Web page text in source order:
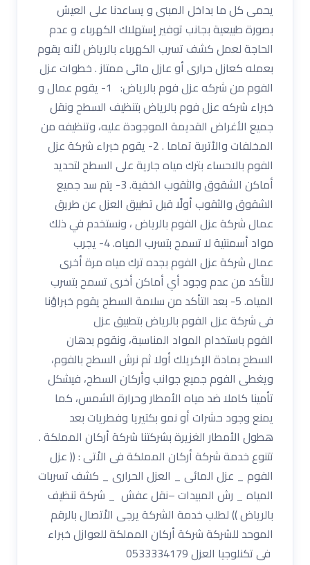
يحمى كل ما بداخل المبنى و يساعدنا على العيش
بصورة طبيعية بجانب توفير إستهلاك الكهرباء و عدم
الحاجة لعمل كشف تسرب الكهرباء بالرياض لأنه يقوم
بعمله كعازل حرارى أو عازل مائى ممتاز . خطوات عزل
الفوم من شركه عزل فوم بالرياض: 1- يقوم عمال و
خبراء شركه عزل فوم بالرياض بتنظيف السطح ونقل
جميع الأغراض القديمة الموجودة عليه، وتنظيفه من
المخلفات والأتربة تماما . 2- يقوم خبراء شركة عزل
الفوم بالاحساء بترك مياه جارية على السطح لتحديد
أماكن الشقوق والثقوب الخفية. 3- يتم سد جميع
الشقوق والثقوب أولًا قبل تطبيق العزل عن طريق
عمال شركة عزل الفوم بالرياض ، ونستخدم في ذلك
مواد أسمنتية لا تسمح بتسرب المياه. 4- يجرب
عمال شركة عزل الفوم بجده ترك مياه مرة أخرى
للتأكد من عدم وجود أي أماكن أخرى تسمح بتسرب
المياه. 5- بعد التأكد من سلامة السطح يقوم خبراؤنا
فى شركة عزل الفوم بالرياض بتطبيق عزل
الفوم باستخدام المواد المناسبة، ونقوم بدهان
السطح بمادة الإكريلك أولا ثم نرش السطح بالفوم،
ويغطى الفوم جميع جوانب وأركان السطح، فيشكل
تأمينا كاملا ضد مياه الأمطار وحرارة الشمس، كما
يمنع وجود حشرات أو نمو بكتيريا وفطريات بعد
هطول الأمطار الغزيرة بشركتنا شركة أركان المملكة .
تتنوع خدمة شركة أركان المملكة فى الاْتى : (( عزل
الفوم _ عزل المائى _ العزل الحرارى _ كشف تسربات
المياه _ رش المبيدات –نقل عفش _ شركة تنظيف
بالرياض )) لطلب خدمة الشركة يرجى الاْتصال بالرقم
الموحد للشركة شركة أركان المملكة للعوازل خبراء
فى تكنلوجيا العزل 0533334179